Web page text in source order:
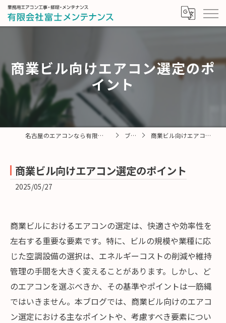
商業ビル向けエアコン選定のポ
イント
名古屋のエアコンなら有限会社富士メンテナンス ブログ 商業ビル向けエアコン選定のポイント
商業ビル向けエアコン選定のポイント
2025/05/27
商業ビルにおけるエアコンの選定は、快適さや効率性を
左右する重要な要素です。特に、ビルの規模や業種に応
じた空調設備の選択は、エネルギーコストの削減や維持
管理の手間を大きく変えることがあります。しかし、ど
のエアコンを選ぶべきか、その基準やポイントは一筋縄
ではいきません。本ブログでは、商業ビル向けのエアコ
ン選定における主なポイントや、考慮すべき要素につい